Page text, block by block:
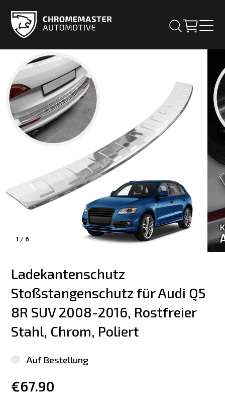
1 / 6
Ladekantenschutz
Stoßstangenschutz für Audi Q5
8R SUV 2008-2016, Rostfreier
Stahl, Chrom, Poliert
Auf Bestellung
€67.90